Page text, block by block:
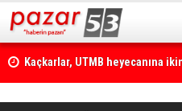
Kaçkarlar, UTMB heyecanına